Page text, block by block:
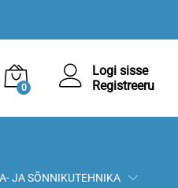
0
Logi sisse
Registreeru
JA SÕNNIKUTEHNIKA